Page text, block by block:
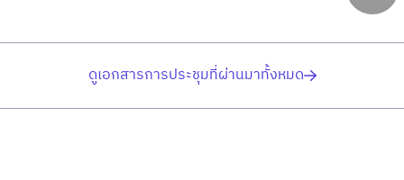
ดูเอกสารการประชุมที่ผ่านมาทั้งหมด